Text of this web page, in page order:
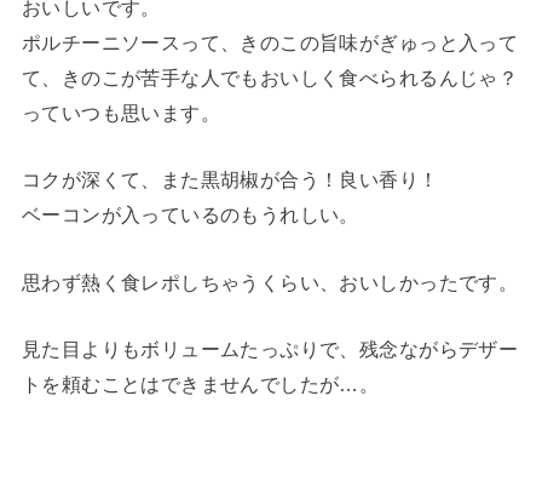
おいしいです。
ポルチーニソースって、きのこの旨味がぎゅっと入って
て、きのこが苦手な人でもおいしく食べられるんじゃ？
っていつも思います。
コクが深くて、また黒胡椒が合う！良い香り！
ベーコンが入っているのもうれしい。
思わず熱く食レポしちゃうくらい、おいしかったです。
見た目よりもボリュームたっぷりで、残念ながらデザー
トを頼むことはできませんでしたが…。